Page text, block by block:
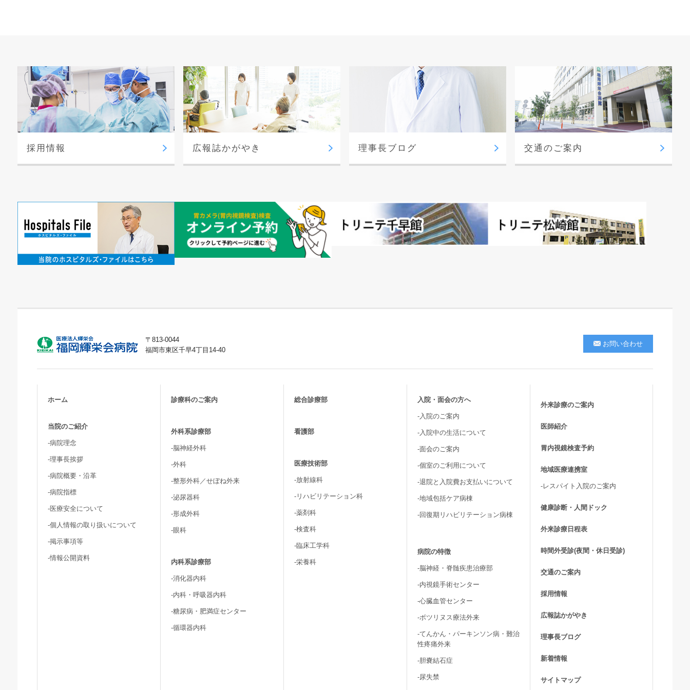
採用情報 広報誌かがやき 理事長ブログ 交通のご案内
〒813-0044
福岡市東区千早4丁目14-40
お問い合わせ
ホーム
当院のご紹介
-病院理念
-理事長挨拶
-病院概要・沿革
-病院指標
-医療安全について
-個人情報の取り扱いについて
-掲示事項等
-情報公開資料
診療科のご案内
外科系診療部
-脳神経外科
-外科
-整形外科／せぼね外来
-泌尿器科
-形成外科
-眼科
内科系診療部
-消化器内科
-内科・呼吸器内科
-糖尿病・肥満症センター
-循環器内科
総合診療部
看護部
医療技術部
-放射線科
-リハビリテーション科
-薬剤科
-検査科
-臨床工学科
-栄養科
入院・面会の方へ
-入院のご案内
-入院中の生活について
-面会のご案内
-個室のご利用について
-退院と入院費お支払いについて
-地域包括ケア病棟
-回復期リハビリテーション病棟
病院の特徴
-脳神経・脊髄疾患治療部
-内視鏡手術センター
-心臓血管センター
-ボツリヌス療法外来
-てんかん・パーキンソン病・難治
性疼痛外来
-胆嚢結石症
-尿失禁
外来診療のご案内
医師紹介
胃内視鏡検査予約
地域医療連携室
-レスパイト入院のご案内
健康診断・人間ドック
外来診療日程表
時間外受診(夜間・休日受診)
交通のご案内
採用情報
広報誌かがやき
理事長ブログ
新着情報
サイトマップ